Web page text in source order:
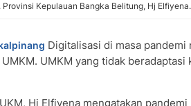
Provinsi Kepulauan Bangka Belitung, Hj Elfiyena.
Digitalisasi di masa
UMKM yang tidak beradaptasi
Hj Elfiyena mengatakan